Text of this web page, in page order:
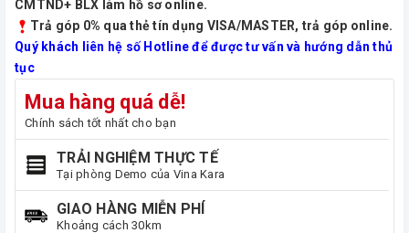
CMTND+ BLX làm hồ sơ online.
Trả góp 0% qua thẻ tín dụng VISA/MASTER, trả góp online.
Quý khách liên hệ số Hotline để được tư vấn và hướng dẫn thủ
tục
Mua hàng quá dễ!
Chính sách tốt nhất cho bạn
TRẢI NGHIỆM THỰC TẾ
Tại phòng Demo của Vina Kara
GIAO HÀNG MIỄN PHÍ
Khoảng cách 30km